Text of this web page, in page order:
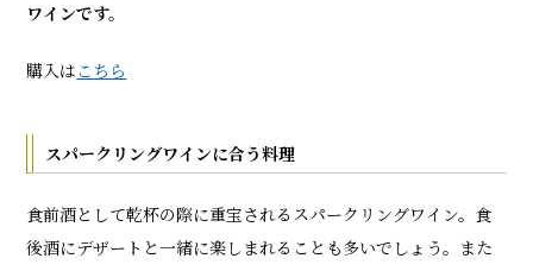
ワインです。
購入は こちら
スパークリングワインに合う料理
食前酒として乾杯の際に重宝されるスパークリングワイン。食
後酒にデザートと一緒に楽しまれることも多いでしょう。また